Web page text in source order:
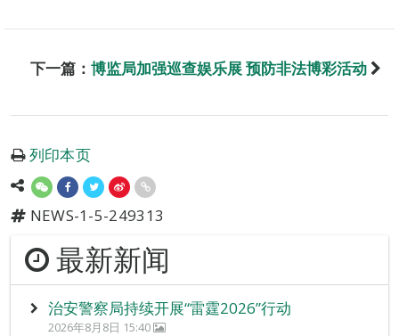
下一篇： 博监局加强巡查娱乐展 预防非法博彩活动
列印本页
NEWS-1-5-249313
最新新闻
治安警察局持续开展“雷霆2026”行动
2026年8月8日 15:40